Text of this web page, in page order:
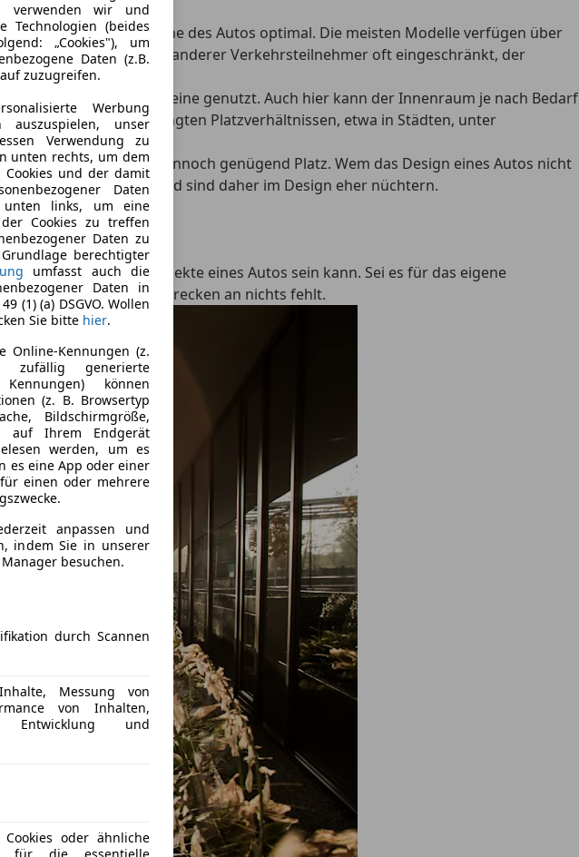
verwenden wir und
Technologien (beides
„Cookies"), um
Daten (z.B.
zuzugreifen.
Werbung
auszuspielen, unser
Verwendung zu
unten rechts, um dem
Cookies und der damit
Daten
unten links, um eine
Cookies zu treffen
Daten zu
berechtigter
umfasst auch die
Daten in
(1) (a) DSGVO. Wollen
Sie bitte hier.
Online-Kennungen (z.
zufällig generierte
können
(z. B. Browsertyp
Bildschirmgröße,
auf Ihrem Endgerät
werden, um es
es eine App oder einer
einen oder mehrere
anpassen und
indem Sie in unserer
besuchen.
durch Scannen
Messung von
von Inhalten,
Entwicklung und
oder ähnliche
Sicht ist durch die Höhe des Autos optimal. Die meisten Modelle verfügen über
Dafür ist die Sicht anderer Verkehrsteilnehmer oft eingeschränkt, der
oder Vereine genutzt. Auch hier kann der Innenraum je nach Bedarf
und gerade bei beengten Platzverhältnissen, etwa in Städten, unter
und bieten dennoch genügend Platz. Wem das Design eines Autos nicht
den Nutzen und sind daher im Design eher nüchtern.
der wichtigsten Aspekte eines Autos sein kann. Sei es für das eigene
es auch bei langen Strecken an nichts fehlt.